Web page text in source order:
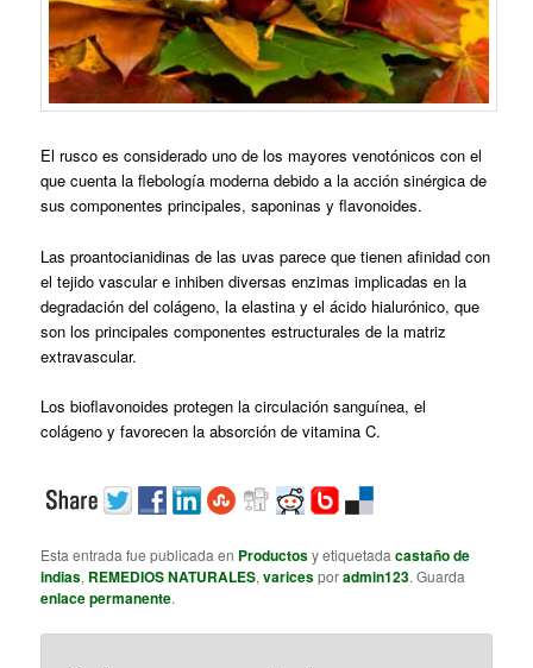
El rusco es considerado uno de los mayores venotónicos con el
que cuenta la flebología moderna debido a la acción sinérgica de
sus componentes principales, saponinas y flavonoides.
Las proantocianidinas de las uvas parece que tienen afinidad con
el tejido vascular e inhiben diversas enzimas implicadas en la
degradación del colágeno, la elastina y el ácido hialurónico, que
son los principales componentes estructurales de la matriz
extravascular.
Los bioflavonoides protegen la circulación sanguínea, el
colágeno y favorecen la absorción de vitamina C.
Esta entrada fue publicada en Productosy etiquetadacastaño de
indias, REMEDIOS NATURALES,varicesporadmin123. Guarda
enlace permanente.